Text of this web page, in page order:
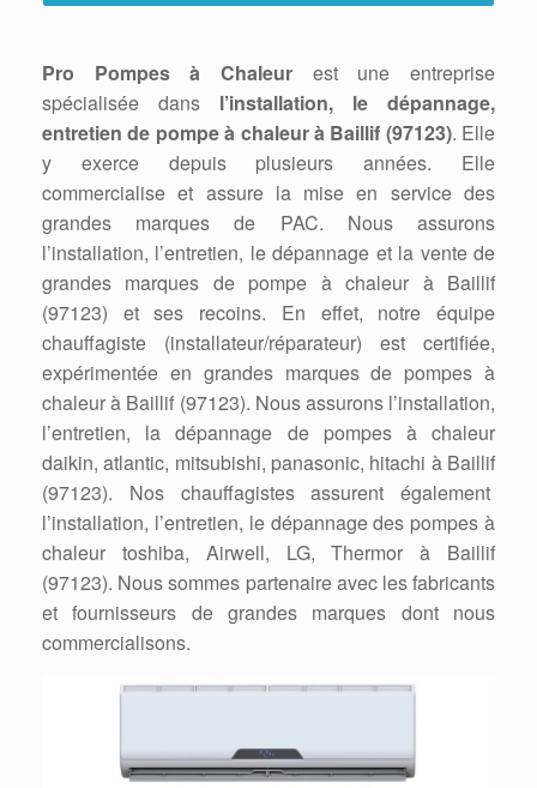
Pro Pompes à Chaleur est une entreprise
spécialisée dans l’installation, le dépannage,
entretien de pompe à chaleur à Baillif (97123). Elle
y exerce depuis plusieurs années. Elle
commercialise et assure la mise en service des
grandes marques de PAC. Nous assurons
l’installation, l’entretien, le dépannage et la vente de
grandes marques de pompe à chaleur à Baillif
(97123) et ses recoins. En effet, notre équipe
chauffagiste (installateur/réparateur) est certifiée,
expérimentée en grandes marques de pompes à
chaleur à Baillif (97123). Nous assurons l’installation,
l’entretien, la dépannage de pompes à chaleur
daikin, atlantic, mitsubishi, panasonic, hitachi à Baillif
(97123). Nos chauffagistes assurent également
l’installation, l’entretien, le dépannage des pompes à
chaleur toshiba, Airwell, LG, Thermor à Baillif
(97123). Nous sommes partenaire avec les fabricants
et fournisseurs de grandes marques dont nous
commercialisons.